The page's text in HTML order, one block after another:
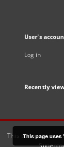
User's
Log in
Recently
This service runs
This page uses